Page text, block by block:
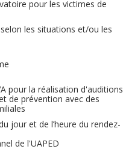
pour les victimes de
les situations et/ou les
pour la réalisation d'auditions
de prévention avec des
jour et de l’heure du rendez-
de l'UAPED